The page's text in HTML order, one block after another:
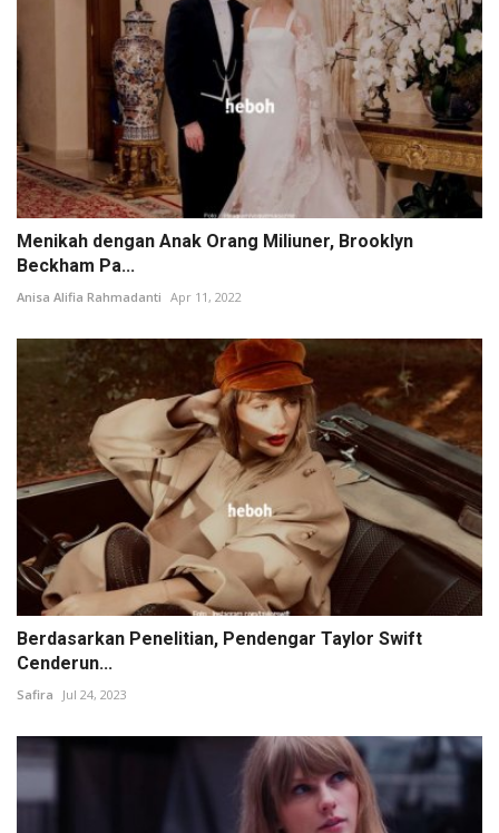
Menikah dengan Anak Orang Miliuner, Brooklyn
Beckham Pa...
Anisa Alifia Rahmadanti Apr 11, 2022
Berdasarkan Penelitian, Pendengar Taylor Swift
Cenderun...
Safira Jul 24, 2023